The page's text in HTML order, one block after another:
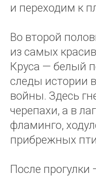
и переходим к
Во второй
из самых
Круса — белый
следы истории
войны. Здесь
черепахи, а в
фламинго,
прибрежных
После прогулки